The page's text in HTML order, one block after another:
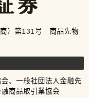
）第131号 商品先物
、一般社団法人金融先
商品取引業協会